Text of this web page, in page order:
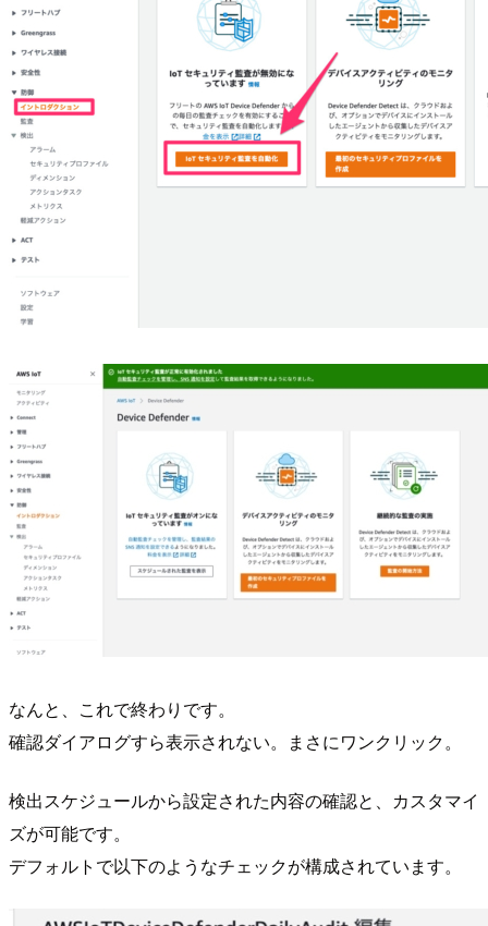
なんと、これで終わりです。
確認ダイアログすら表示されない。まさにワンクリック。
検出スケジュールから設定された内容の確認と、カスタマイ
ズが可能です。
デフォルトで以下のようなチェックが構成されています。